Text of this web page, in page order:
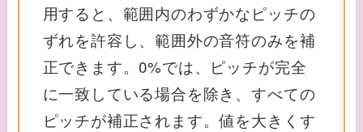
用すると、範囲内のわずかなピッチの
ずれを許容し、範囲外の音符のみを補
正できます。0%では、ピッチが完全
に一致している場合を除き、すべての
ピッチが補正されます。値を大きくす